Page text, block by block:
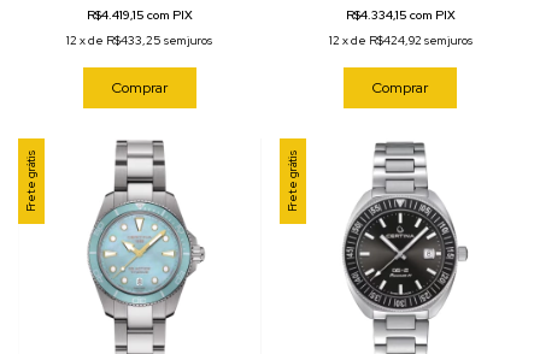
R$4.419,15 com PIX
12 xde R$433,25 sem juros
Comprar
R$4.334,15 com PIX
12 xde R$424,92 sem juros
Comprar
Frete grátis Frete grátis